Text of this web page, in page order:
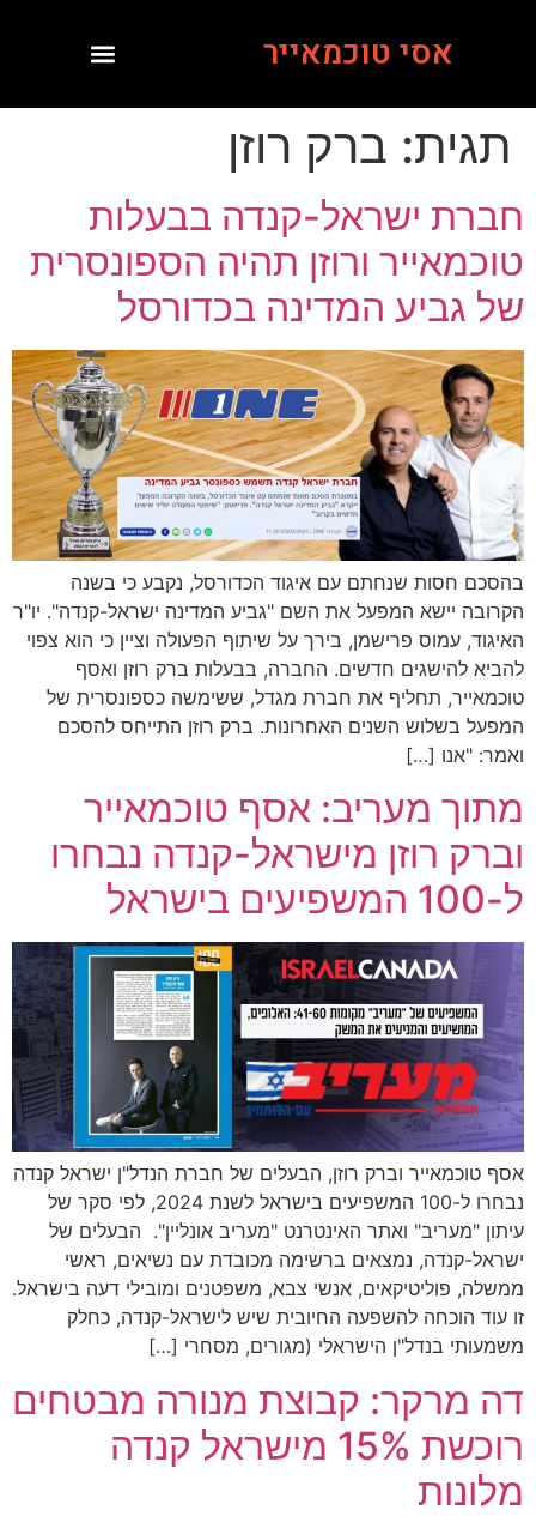
אסי טוכמאייר
תגית: ברק רוזן
חברת ישראל-קנדה בבעלות
טוכמאייר ורוזן תהיה הספונסרית
של גביע המדינה בכדורסל
בהסכם חסות שנחתם עם איגוד הכדורסל, נקבע כי בשנה
הקרובה יישא המפעל את השם "גביע המדינה ישראל-קנדה". יו"ר
האיגוד, עמוס פרישמן, בירך על שיתוף הפעולה וציין כי הוא צפוי
להביא להישגים חדשים. החברה, בבעלות ברק רוזן ואסף
טוכמאייר, תחליף את חברת מגדל, ששימשה כספונסרית של
המפעל בשלוש השנים האחרונות. ברק רוזן התייחס להסכם
ואמר: "אנו […]
מתוך מעריב: אסף טוכמאייר
וברק רוזן מישראל-קנדה נבחרו
ל-100 המשפיעים בישראל
אסף טוכמאייר וברק רוזן, הבעלים של חברת הנדל"ן ישראל קנדה
נבחרו ל-100 המשפיעים בישראל לשנת 2024, לפי סקר של
עיתון "מעריב" ואתר האינטרנט "מעריב אונליין". הבעלים של
ישראל-קנדה, נמצאים ברשימה מכובדת עם נשיאים, ראשי
ממשלה, פוליטיקאים, אנשי צבא, משפטנים ומובילי דעה בישראל.
זו עוד הוכחה להשפעה החיובית שיש לישראל-קנדה, כחלק
משמעותי בנדל"ן הישראלי (מגורים, מסחרי […]
דה מרקר: קבוצת מנורה מבטחים
רוכשת 15% מישראל קנדה
מלונות